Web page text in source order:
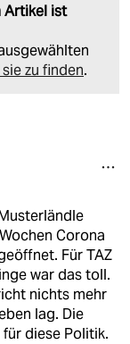
Artikel ist
zu finden.
Corona
Für TAZ
war das toll.
nichts mehr
lag. Die
diese Politik.